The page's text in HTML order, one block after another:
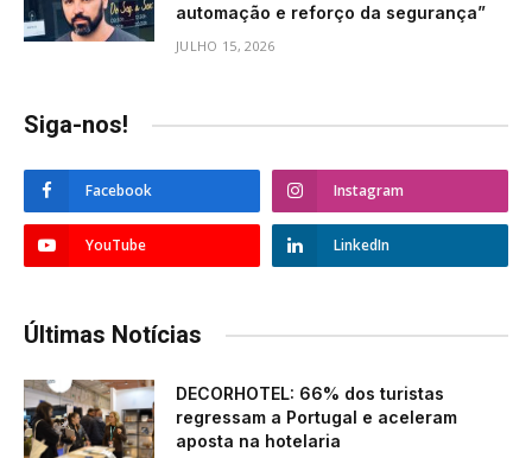
automação e reforço da segurança”
JULHO 15, 2026
Siga-nos!
Facebook Instagram
YouTube LinkedIn
Últimas Notícias
DECORHOTEL: 66% dos turistas
regressam a Portugal e aceleram
aposta na hotelaria